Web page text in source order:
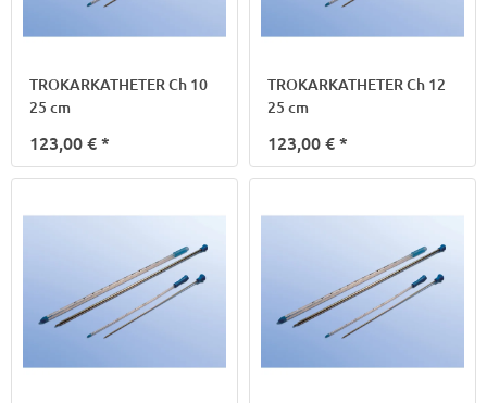
TROKARKATHETER Ch 10
25 cm
123,00 €*
TROKARKATHETER Ch 12
25 cm
123,00 €*